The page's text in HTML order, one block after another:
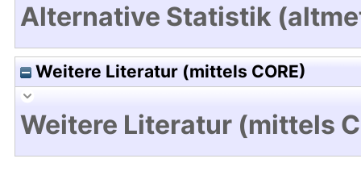
Alternative Statistik
Weitere Literatur (mittels CORE)
Weitere Literatur (mittels